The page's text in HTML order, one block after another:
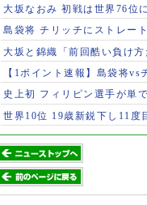
大坂なおみ 初戦は世界76位
島袋将 チリッチにストレー
大坂と錦織「前回酷い負け方
【1ポイント速報】島袋将vs
史上初 フィリピン選手が単
世界10位 19歳新鋭下し11度